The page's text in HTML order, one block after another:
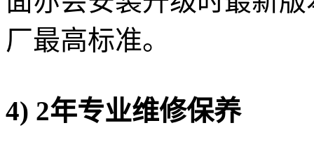
厂最高标准。
4) 2年专业维修保养